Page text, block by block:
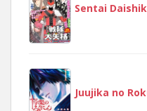
Sentai
Juujika no